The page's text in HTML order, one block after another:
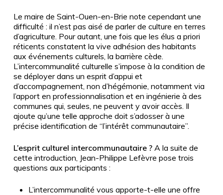
Le maire de Saint-Ouen-en-Brie note cependant une
difficulté : il n’est pas aisé de parler de culture en terres
d’agriculture. Pour autant, une fois que les élus a priori
réticents constatent la vive adhésion des habitants
aux événements culturels, la barrière cède.
L’intercommunalité culturelle s’impose à la condition de
se déployer dans un esprit d’appui et
d’accompagnement, non d’hégémonie, notamment via
l’apport en professionnalisation et en ingénierie à des
communes qui, seules, ne peuvent y avoir accès. Il
ajoute qu’une telle approche doit s’adosser à une
précise identification de “l’intérêt communautaire”.
L’esprit culturel intercommunautaire ?A la suite de
cette introduction, Jean-Philippe Lefèvre pose trois
questions aux participants :
L’intercommunalité vous apporte-t-elle une offre